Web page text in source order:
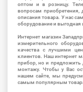
оптом и в розницу.
вопросам приобретения,
описания товара. У нас
оборудование и выгодная
Интернет магазин
измерительного
качества с лучшими
клиентов. Наш интернет
прибор, но и предложить
монтажу. Чтобы у Вас
нашем сайте, мы
самым популярным